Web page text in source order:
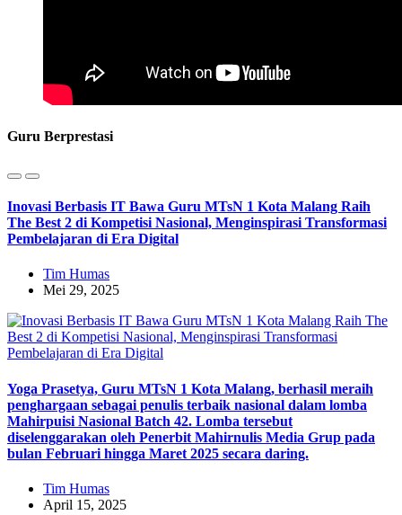
Guru Berprestasi
Inovasi Berbasis IT Bawa Guru MTsN 1 Kota Malang Raih
The Best 2 di Kompetisi Nasional, Menginspirasi Transformasi
Pembelajaran di Era Digital
Tim Humas
Mei 29, 2025
Yoga Prasetya, Guru MTsN 1 Kota Malang, berhasil meraih
penghargaan sebagai penulis terbaik nasional dalam lomba
Mahirpuisi Nasional Batch 42. Lomba tersebut
diselenggarakan oleh Penerbit Mahirnulis Media Grup pada
bulan Februari hingga Maret 2025 secara daring.
Tim Humas
April 15, 2025